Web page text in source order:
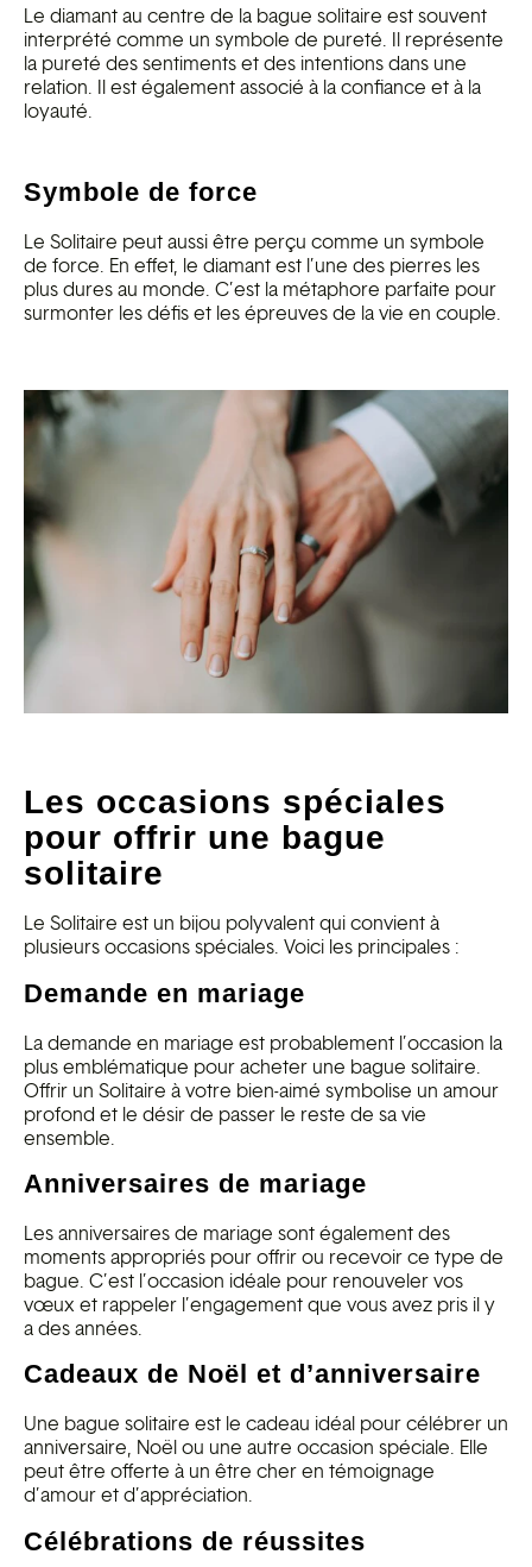
Le diamant au centre de la bague solitaire est souvent
interprété comme un symbole de pureté. Il représente
la pureté des sentiments et des intentions dans une
relation. Il est également associé à la confiance et à la
loyauté.
Symbole de force
Le Solitaire peut aussi être perçu comme un symbole
de force. En effet, le diamant est l’une des pierres les
plus dures au monde. C’est la métaphore parfaite pour
surmonter les défis et les épreuves de la vie en couple.
Les occasions spéciales
pour offrir une bague
solitaire
Le Solitaire est un bijou polyvalent qui convient à
plusieurs occasions spéciales. Voici les principales :
Demande en mariage
La demande en mariage est probablement l’occasion la
plus emblématique pour acheter une bague solitaire.
Offrir un Solitaire à votre bien-aimé symbolise un amour
profond et le désir de passer le reste de sa vie
ensemble.
Anniversaires de mariage
Les anniversaires de mariage sont également des
moments appropriés pour offrir ou recevoir ce type de
bague. C’est l’occasion idéale pour renouveler vos
vœux et rappeler l’engagement que vous avez pris il y
a des années.
Cadeaux de Noël et d’anniversaire
Une bague solitaire est le cadeau idéal pour célébrer un
anniversaire, Noël ou une autre occasion spéciale. Elle
peut être offerte à un être cher en témoignage
d’amour et d’appréciation.
Célébrations de réussites